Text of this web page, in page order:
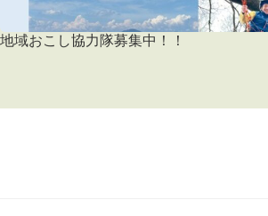
地域おこし協力隊募集中！！